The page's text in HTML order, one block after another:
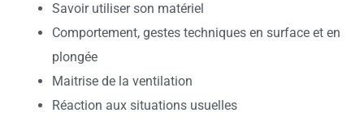
Savoir utiliser son matériel
Comportement, gestes techniques en surface et en
plongée
Maitrise de la ventilation
Réaction aux situations usuelles